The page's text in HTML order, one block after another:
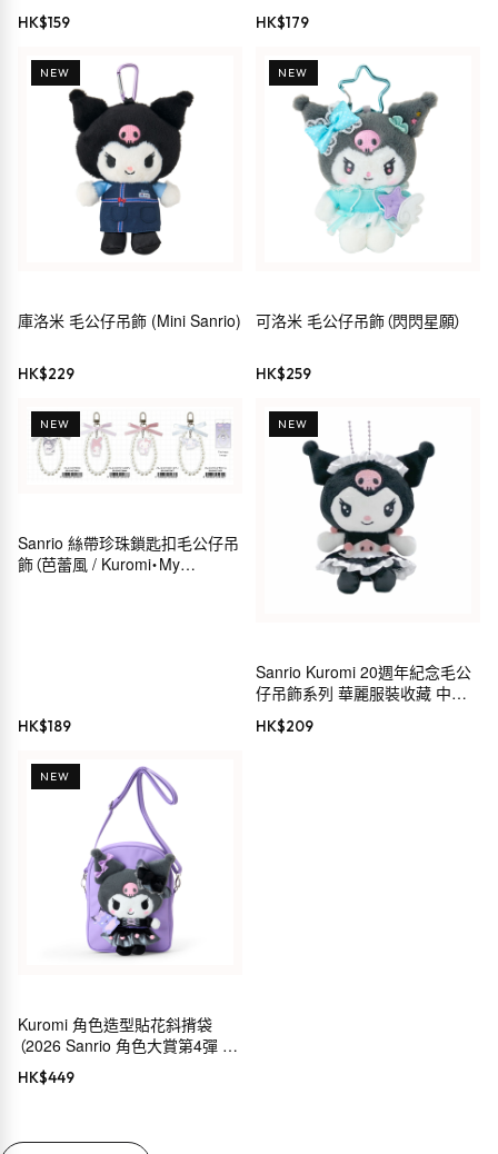
Kuromi
HK$159 HK$179
NEW
庫洛米 毛公仔吊飾 (Mini Sanrio)
HK$229
NEW
可洛米 毛公仔吊飾（閃閃星願）
HK$259
NEW
Sanrio 絲帶珍珠鎖匙扣毛公仔吊
飾（芭蕾風 / Kuromi・My
HK$189
NEW
Sanrio Kuromi 20週年紀念毛公
仔吊飾系列 華麗服裝收藏 中島
公司 毛公仔鏈 MC
HK$209
NEW
Kuromi 角色造型貼花斜揹袋
（2026 Sanrio 角色大賞第4彈 穿
搭系列）
HK$449